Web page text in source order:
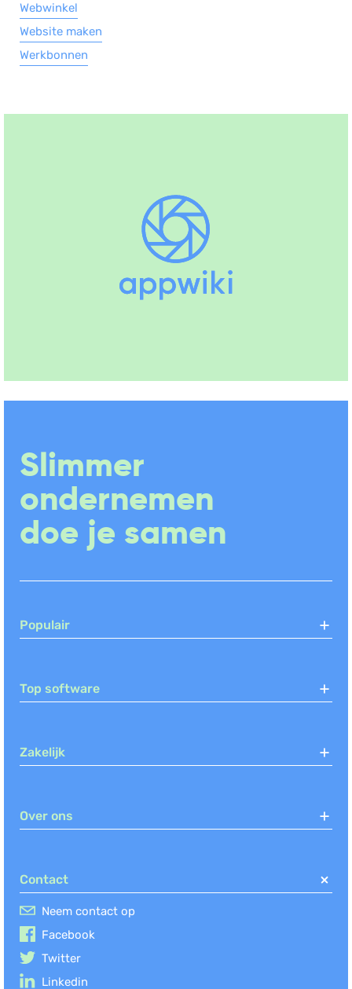
Webwinkel
Website maken
Werkbonnen
Slimmer
ondernemen
doe je samen
Populair
Top software
Zakelijk
Over ons
Contact
Neem contact op
Facebook
Twitter
Linkedin